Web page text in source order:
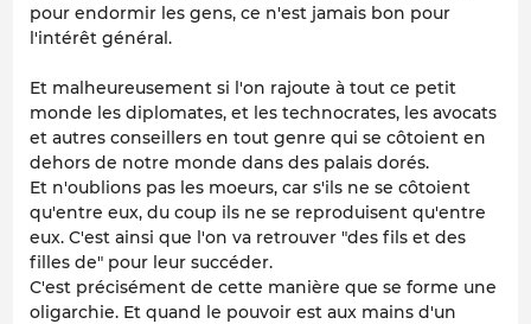
pour endormir les gens, ce n'est jamais bon pour
l'intérêt général.
Et malheureusement si l'on rajoute à tout ce petit
monde les diplomates, et les technocrates, les avocats
et autres conseillers en tout genre qui se côtoient en
dehors de notre monde dans des palais dorés.
Et n'oublions pas les moeurs, car s'ils ne se côtoient
qu'entre eux, du coup ils ne se reproduisent qu'entre
eux. C'est ainsi que l'on va retrouver "des fils et des
filles de" pour leur succéder.
C'est précisément de cette manière que se forme une
oligarchie. Et quand le pouvoir est aux mains d'un